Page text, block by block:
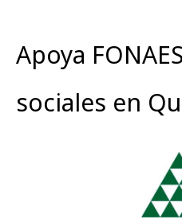
Apoya
sociales en